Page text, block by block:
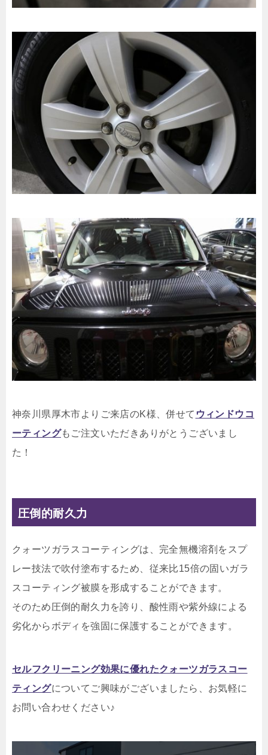
神奈川県厚木市よりご来店のK様、併せて ウィンドウコ
ーティングもご注文いただきありがとうございまし
た！
圧倒的耐久力
クォーツガラスコーティングは、完全無機溶剤をスプ
レー技法で吹付塗布するため、従来比15倍の固いガラ
スコーティング被膜を形成することができます。
そのため圧倒的耐久力を誇り、酸性雨や紫外線による
劣化からボディを強固に保護することができます。
セルフクリーニング効果に優れたクォーツガラスコー
ティングについてご興味がございましたら、お気軽に
お問い合わせください♪